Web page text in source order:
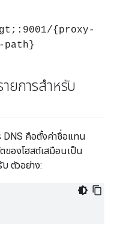
{proxy-
path}
ยการสำหรับ
คือตั้งค่าชื่อแทน
ของโฮสต์เสมือนเป็น
บ ตัวอย่าง: